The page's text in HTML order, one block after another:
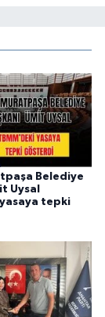
Belediye
Uysal
yasaya tepki